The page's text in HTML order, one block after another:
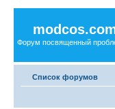
Форум посвященный
Список форумов